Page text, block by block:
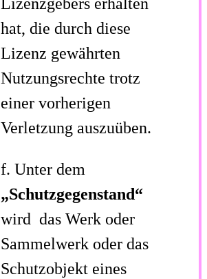
hat, die durch diese
Lizenz gewährten
Nutzungsrechte trotz
einer vorherigen
Verletzung auszuüben.
f. Unter dem
„Schutzgegenstand“
wird das Werk oder
Sammelwerk oder das
Schutzobjekt eines